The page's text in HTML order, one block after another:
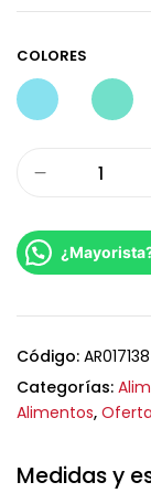
COLORES
Código: AR017138
Categorías:
Alimentos,
Medidas y